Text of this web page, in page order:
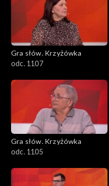
Gra słów. Krzyżówka
odc. 1107
Gra słów. Krzyżówka
odc. 1105